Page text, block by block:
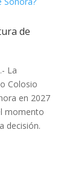
de
La
Colosio
en 2027
momento
decisión.